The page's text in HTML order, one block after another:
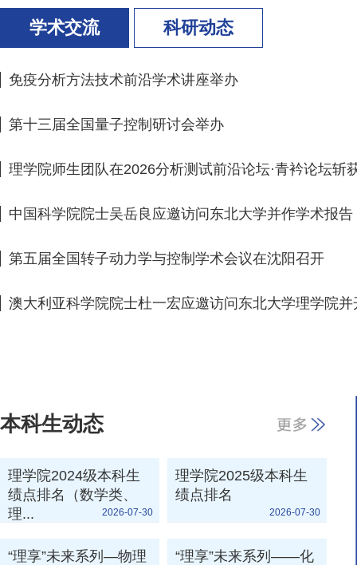
学术交流 科研动态
免疫分析方法技术前沿学术讲座举办
第十三届全国量子控制研讨会举办
理学院师生团队在2026分析测试前沿论坛·青衿论坛斩
中国科学院院士吴岳良应邀访问东北大学并作学术报告
第五届全国转子动力学与控制学术会议在沈阳召开
澳大利亚科学院院士杜一宏应邀访问东北大学理学院
本科生动态
理学院2024级本科生
绩点排名（数学类、
理...
2026-07-30
理学院2025级本科生
绩点排名
2026-07-30
“理享”未来系列—物理
“理享”未来系列——化